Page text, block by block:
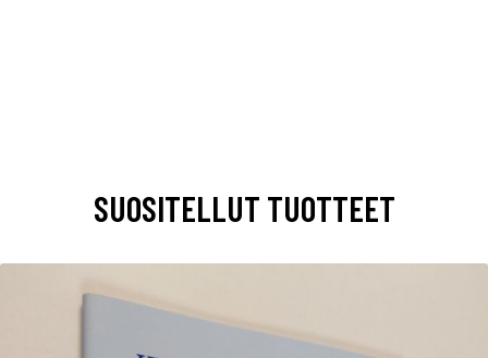
SUOSITELLUT TUOTTEET